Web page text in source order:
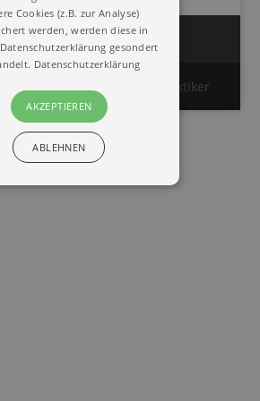
Datenschutz
| Union Deutscher Heilpraktiker
Cookies (z.B. zur Analyse)
werden, werden diese in
gesondert
Datenschutzerklärung
AKZEPTIEREN
ABLEHNEN